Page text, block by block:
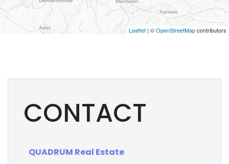
Leaflet | ©OpenStreetMapcontributors
CONTACT
QUADRUM Real Estate